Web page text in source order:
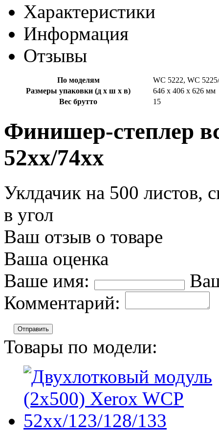
Характеристики
Информация
Отзывы
По моделям
WC 5222, WC
Размеры упаковки (д х ш х в)
646 x 406 x 626 мм
Вес брутто
15
Финишер-степлер
52xx/74xx
Уклдачик на 500 листов,
в угол
Ваш отзыв о товаре
Ваша оценка
Ваше имя:
Комментарий:
Отправить
Товары по модели: